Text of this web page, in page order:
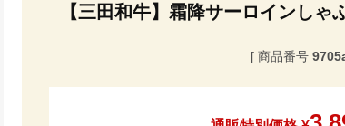
【三田和牛】霜降サーロインしゃ
商品番号